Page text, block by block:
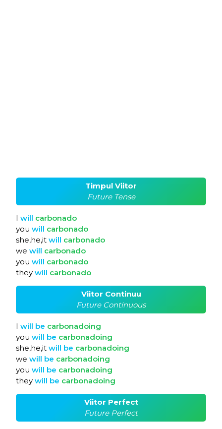
Timpul Viitor
Future Tense
I will carbonado
you will carbonado
she,he,it will carbonado
we will carbonado
you will carbonado
they will carbonado
Viitor Continuu
Future Continuous
I will be carbonadoing
you will be carbonadoing
she,he,it will be carbonadoing
we will be carbonadoing
you will be carbonadoing
they will be carbonadoing
Viitor Perfect
Future Perfect